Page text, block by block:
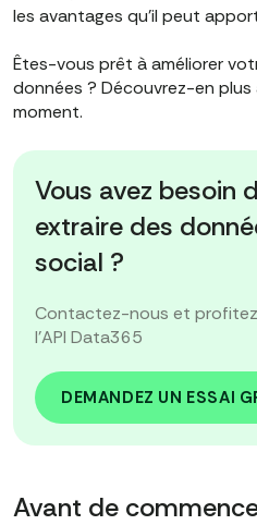
les avantages qu'il peut
Êtes-vous prêt à améliorer
données ? Découvrez-en plus
moment.
Vous avez besoin
extraire des
social ?
Contactez-nous et
l'API Data365
DEMANDEZ UN ESSAI
Avant de